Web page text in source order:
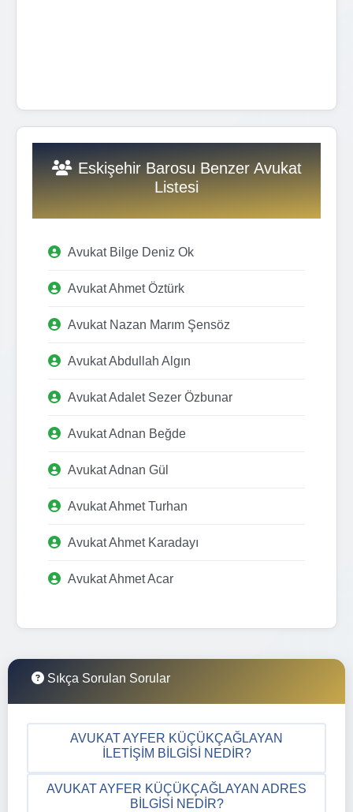
Eskişehir Barosu Benzer Avukat
Listesi
Avukat Bilge Deniz Ok
Avukat Ahmet Öztürk
Avukat Nazan Marım Şensöz
Avukat Abdullah Algın
Avukat Adalet Sezer Özbunar
Avukat Adnan Beğde
Avukat Adnan Gül
Avukat Ahmet Turhan
Avukat Ahmet Karadayı
Avukat Ahmet Acar
Sıkça Sorulan Sorular
AVUKAT AYFER KÜÇÜKÇAĞLAYAN
İLETIŞIM BILGISI NEDIR?
AVUKAT AYFER KÜÇÜKÇAĞLAYAN ADRES
BILGISI NEDIR?